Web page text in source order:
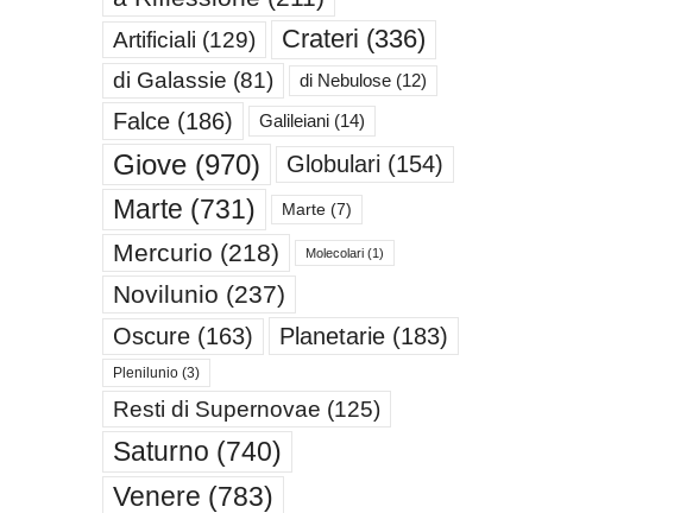
Artificiali (129) Crateri (336)
di Galassie (81) di Nebulose(12)
Falce(186) Galileiani(14)
Giove(970) Globulari (154)
Marte (731) Marte(7)
Mercurio (218) Molecolari(1)
Novilunio (237)
Oscure(163) Planetarie(183)
Plenilunio(3)
Resti di Supernovae (125)
Saturno (740)
Venere (783)